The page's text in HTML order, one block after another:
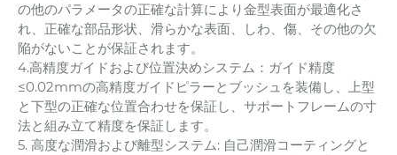
の他のパラメータの正確な計算により金型表面が最適化さ
れ、正確な部品形状、滑らかな表面、しわ、傷、その他の欠
陥がないことが保証されます。
4.高精度ガイドおよび位置決めシステム：ガイド精度
≤0.02mmの高精度ガイドピラーとブッシュを装備し、上型
と下型の正確な位置合わせを保証し、サポートフレームの寸
法と組み立て精度を保証します。
5. 高度な潤滑および離型システム: 自己潤滑コーティングと